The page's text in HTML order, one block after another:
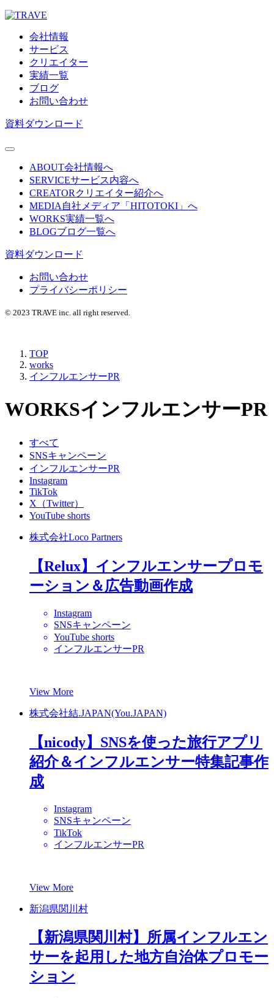
会社情報
サービス
クリエイター
実績一覧
ブログ
お問い合わせ
資料ダウンロード
ABOUT会社情報へ
SERVICEサービス内容へ
CREATOR クリエイター紹介へ
MEDIA 自社メディア「HITOTOKI」へ
WORKS実績一覧へ
BLOGブログ一覧へ
資料ダウンロード
お問い合わせ
プライバシーポリシー
© 2023 TRAVE inc. all right reserved.
TOP
works
インフルエンサーPR
WORKSインフルエンサーPR
すべて
SNSキャンペーン
インフルエンサーPR
Instagram
TikTok
X（Twitter）
YouTube shorts
株式会社Loco Partners
【Relux】インフルエンサープロモ
ーション＆広告動画作成
Instagram
SNSキャンペーン
YouTube shorts
インフルエンサーPR
View More
株式会社結.JAPAN(You.JAPAN)
【nicody】SNSを使った旅行アプリ
紹介＆インフルエンサー特集記事作
成
Instagram
SNSキャンペーン
TikTok
インフルエンサーPR
View More
新潟県関川村
【新潟県関川村】所属インフルエン
サーを起用した地方自治体プロモー
ション